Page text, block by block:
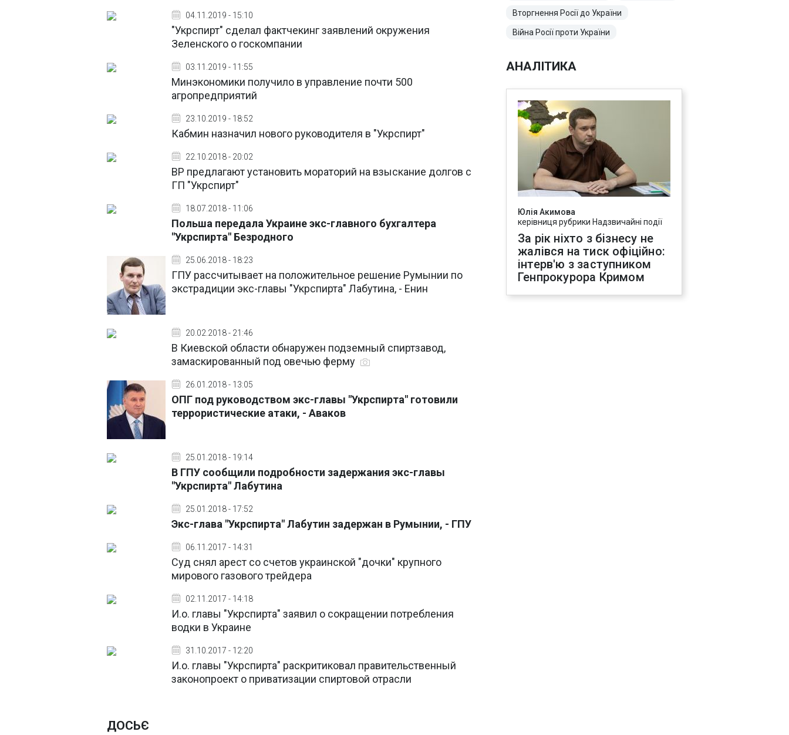
04.11.2019 - 15:10
"Укрспирт" сделал фактчекинг заявлений окружения
Зеленского о госкомпании
03.11.2019 - 11:55
Минэкономики получило в управление почти 500
агропредприятий
23.10.2019 - 18:52
Кабмин назначил нового руководителя в "Укрспирт"
22.10.2018 - 20:02
ВР предлагают установить мораторий на взыскание долгов с
ГП "Укрспирт"
18.07.2018 - 11:06
Польша передала Украине экс-главного бухгалтера
"Укрспирта" Безродного
25.06.2018 - 18:23
ГПУ рассчитывает на положительное решение Румынии по
экстрадиции экс-главы "Укрспирта" Лабутина, - Енин
20.02.2018 - 21:46
В Киевской области обнаружен подземный спиртзавод,
замаскированный под овечью ферму
26.01.2018 - 13:05
ОПГ под руководством экс-главы "Укрспирта" готовили
террористические атаки, - Аваков
25.01.2018 - 19:14
В ГПУ сообщили подробности задержания экс-главы
"Укрспирта" Лабутина
25.01.2018 - 17:52
Экс-глава "Укрспирта" Лабутин задержан в Румынии, - ГПУ
06.11.2017 - 14:31
Суд снял арест со счетов украинской "дочки" крупного
мирового газового трейдера
02.11.2017 - 14:18
И.о. главы "Укрспирта" заявил о сокращении потребления
водки в Украине
31.10.2017 - 12:20
И.о. главы "Укрспирта" раскритиковал правительственный
законопроект о приватизации спиртовой отрасли
ДОСЬЄ
Вторгнення Росії до України
Війна Росії проти України
АНАЛІТИКА
Юлія Акимова
керівниця рубрики Надзвичайні події
За рік ніхто з бізнесу не
жалівся на тиск офіційно:
інтерв'ю з заступником
Генпрокурора Кримом